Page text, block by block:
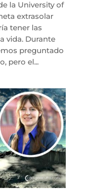
la University of
extrasolar
tener las
vida. Durante
preguntado
pero el...